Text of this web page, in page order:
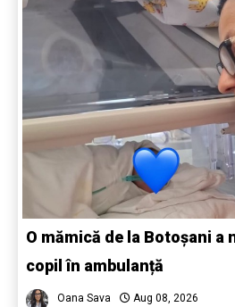
O mămică de la Botoșani a
copil în ambulanță
Oana Sava Aug 08, 2026